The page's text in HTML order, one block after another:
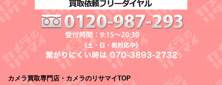
カメラ買取専門店・カメラのリサマイTOP